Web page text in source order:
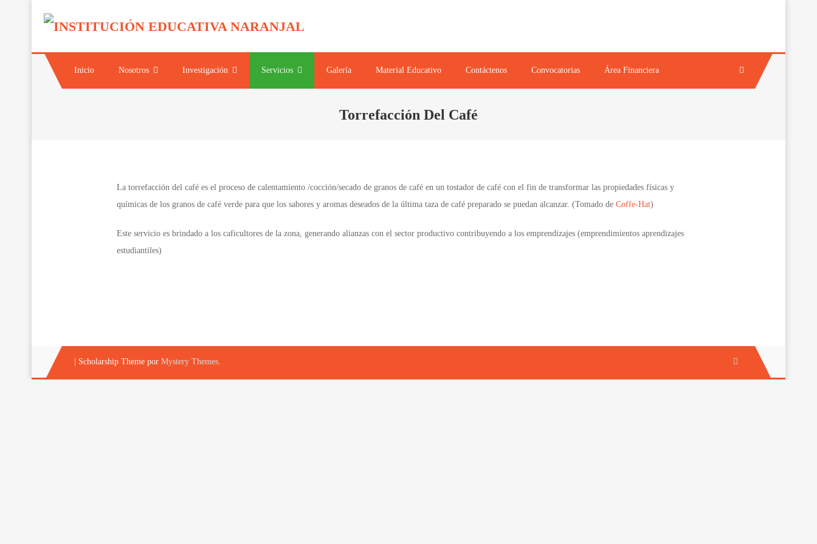
Inicio Nosotros Investigación Servicios Galería Material Educativo Contáctenos Convocatorias Área Financiera
Torrefacción Del Café
La torrefacción del café es el proceso de calentamiento /cocción/secado de granos de café en un tostador de café con el fin de transformar las propiedades físicas y
químicas de los granos de café verde para que los sabores y aromas deseados de la última taza de café preparado se puedan alcanzar. (Tomado de Coffe-Hat)
Este servicio es brindado a los caficultores de la zona, generando alianzas con el sector productivo contribuyendo a los emprendizajes (emprendimientos aprendizajes
estudiantiles)
Scholarship Theme por Mystery Themes